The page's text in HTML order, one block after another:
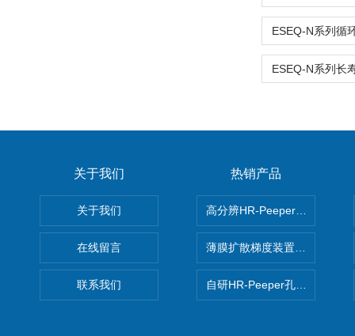
关于我们
关于我们
在线留言
联系我们
热销产品
高分辨HR-Peeper采样器孔隙
薄膜扩散梯度装置 Agl DGT
自研HR-Peeper孔隙水采样器